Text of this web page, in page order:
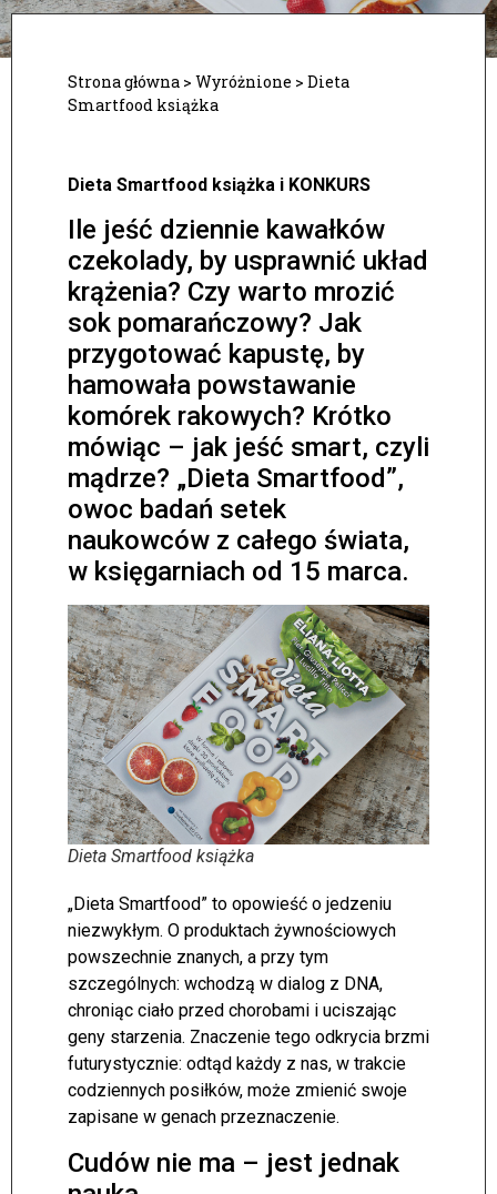
Strona główna > Wyróżnione > Dieta
Smartfood książka
Dieta Smartfood książka i KONKURS
Ile jeść dziennie kawałków
czekolady, by usprawnić układ
krążenia? Czy warto mrozić
sok pomarańczowy? Jak
przygotować kapustę, by
hamowała powstawanie
komórek rakowych? Krótko
mówiąc – jak jeść smart, czyli
mądrze? „Dieta Smartfood”,
owoc badań setek
naukowców z całego świata,
w księgarniach od 15 marca.
Dieta Smartfood książka
„Dieta Smartfood” to opowieść o jedzeniu
niezwykłym. O produktach żywnościowych
powszechnie znanych, a przy tym
szczególnych: wchodzą w dialog z DNA,
chroniąc ciało przed chorobami i uciszając
geny starzenia. Znaczenie tego odkrycia brzmi
futurystycznie: odtąd każdy z nas, w trakcie
codziennych posiłków, może zmienić swoje
zapisane w genach przeznaczenie.
Cudów nie ma – jest jednak